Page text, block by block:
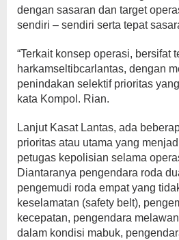
dengan sasaran dan target
sendiri – sendiri serta tepat
“Terkait konsep operasi, bersifat
harkamseltibcarlantas, dengan
penindakan selektif prioritas
kata Kompol. Rian.
Lanjut Kasat Lantas, ada
prioritas atau utama yang
petugas kepolisian selama
Diantaranya pengendara roda
pengemudi roda empat yang
keselamatan (safety belt),
kecepatan, pengendara
dalam kondisi mabuk,